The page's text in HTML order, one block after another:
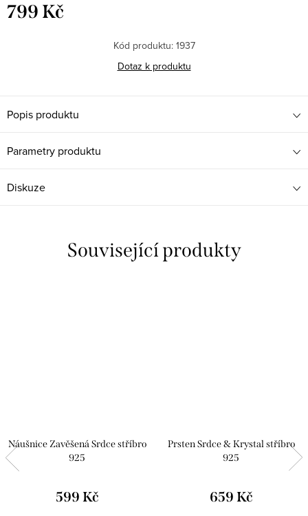
799 Kč
Kód produktu: 1937
Dotaz k produktu
Popis produktu
Parametry produktu
Diskuze
Související produkty
Náušnice Zavěšená Srdce stříbro
925
599 Kč
Prsten Srdce & Krystal stříbro
925
659 Kč